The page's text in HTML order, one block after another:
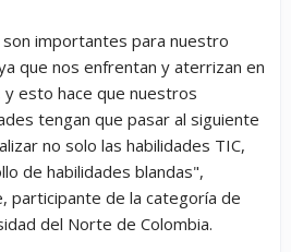
importantes para nuestro
que nos enfrentan y aterrizan en
esto hace que nuestros
tengan que pasar al siguiente
no solo las habilidades TIC,
de habilidades blandas",
participante de la categoría de
del Norte de Colombia.